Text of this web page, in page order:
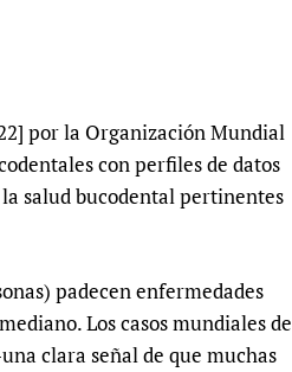
Health Services
por la Organización Mundial
con perfiles de datos
salud bucodental pertinentes
padecen enfermedades
Los casos mundiales de
clara señal de que muchas